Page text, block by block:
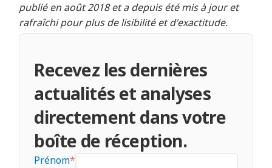
publié en août 2018 et a depuis été mis à jour et
rafraîchi pour plus de lisibilité et d'exactitude.
Recevez les dernières
actualités et analyses
directement dans votre
boîte de réception.
Prénom*